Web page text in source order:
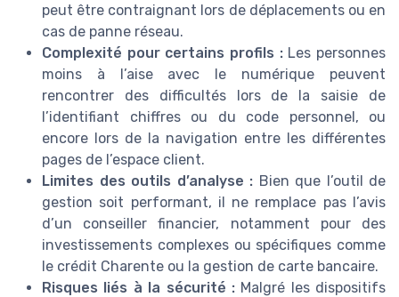
peut être contraignant lors de déplacements ou en
cas de panne réseau.
Complexité pour certains profils :Les personnes
moins à l’aise avec le numérique peuvent
rencontrer des difficultés lors de la saisie de
l’identifiant chiffres ou du code personnel, ou
encore lors de la navigation entre les différentes
pages de l’espace client.
Limites des outils d’analyse : Bien que l’outil de
gestion soit performant, il ne remplace pas l’avis
d’un conseiller financier, notamment pour des
investissements complexes ou spécifiques comme
le crédit Charente ou la gestion de carte bancaire.
Risques liés à la sécurité :Malgré les dispositifs